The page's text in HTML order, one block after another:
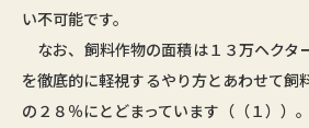
い不可能です。
なお、飼料作物の面積は１３万ヘクタ
を徹底的に軽視するやり方とあわせて飼
の２８％にとどまっています（（１））。